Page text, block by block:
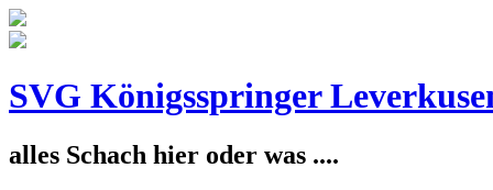
SVG Königsspringer
alles Schach hier oder was ....